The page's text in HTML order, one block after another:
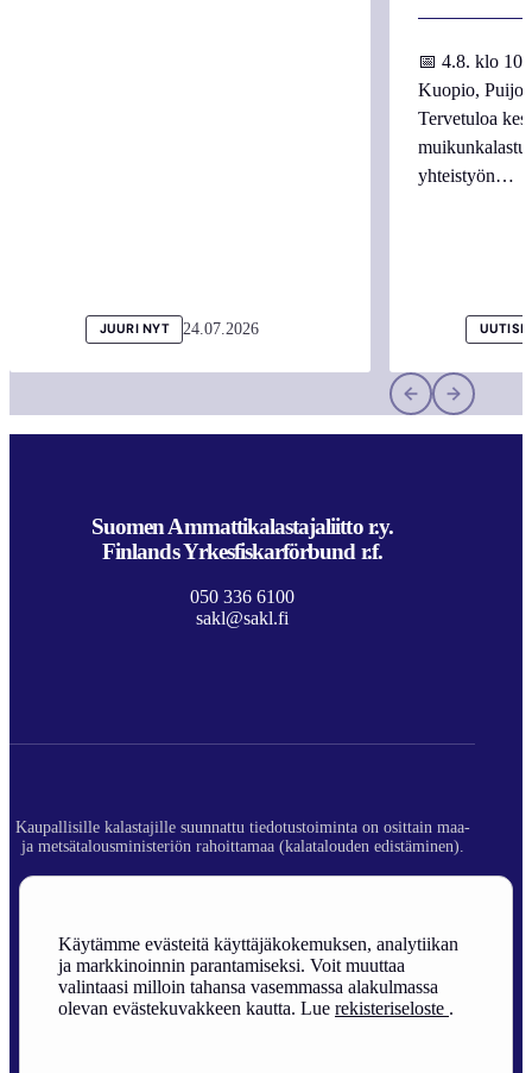
Käytämme evästeitä käyttäjäkokemuksen, analytiikan
ja markkinoinnin parantamiseksi. Voit muuttaa
valintaasi milloin tahansa vasemmassa alakulmassa
olevan evästekuvakkeen kautta. Lue rekisteriseloste .
JUURI NYT 24.07.2026
📅 4.8. klo
Kuopio,
Tervetuloa
yhteistyön…
Suomen Ammattikalastajaliitto r.y.
Finlands Yrkesfiskarförbund r.f.
050 336 6100
sakl@sakl.fi
Kaupallisille kalastajille suunnattu tiedotustoiminta on osittain maa-
ja metsätalousministeriön rahoittamaa (kalatalouden edistäminen).
Rekisteriseloste
Sivuston toteutus